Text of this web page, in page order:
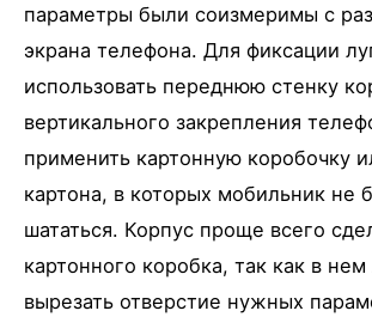
параметры были соизмеримы с
экрана телефона. Для фиксации
использовать переднюю стенку
вертикального закрепления
применить картонную коробочку
картона, в которых мобильник не
шататься. Корпус проще всего
картонного коробка, так как в нем
вырезать отверстие нужных